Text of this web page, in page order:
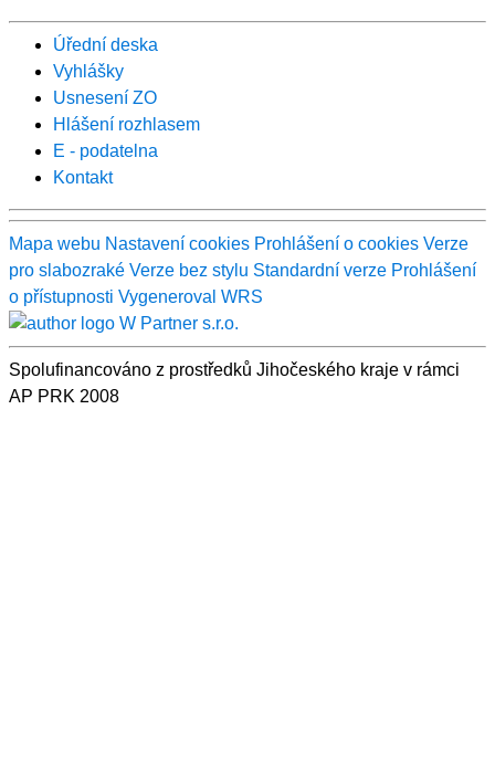
Úřední deska
Vyhlášky
Usnesení ZO
Hlášení rozhlasem
E - podatelna
Kontakt
Mapa webu Nastavení cookies Prohlášení o cookies Verze
pro slabozraké Verze bez stylu Standardní verze Prohlášení
o přístupnosti Vygeneroval WRS
Spolufinancováno z prostředků Jihočeského kraje v rámci
AP PRK 2008